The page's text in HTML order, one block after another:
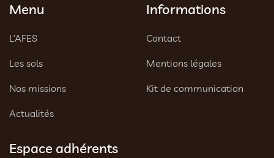
Menu
L’AFES
Les sols
Nos missions
Actualités
Informations
Contact
Mentions légales
Kit de communication
Espace adhérents